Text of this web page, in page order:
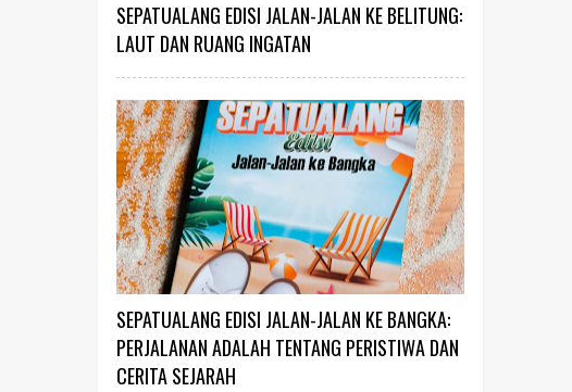
SEPATUALANG EDISI JALAN-JALAN KE BELITUNG:
LAUT DAN RUANG INGATAN
SEPATUALANG EDISI JALAN-JALAN KE BANGKA:
PERJALANAN ADALAH TENTANG PERISTIWA DAN
CERITA SEJARAH